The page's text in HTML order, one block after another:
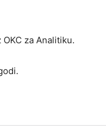
za Analitiku.